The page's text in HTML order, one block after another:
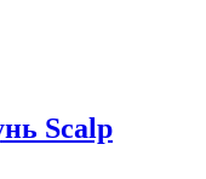
Scalp